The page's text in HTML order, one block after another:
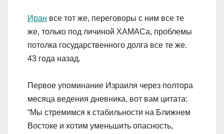
Иран все тот же, переговоры с ним все те
же, только под личиной ХАМАСа, проблемы
потолка государственного долга все те же.
43 года назад.
Первое упоминание Израиля через полтора
месяца ведения дневника, вот вам цитата:
“Мы стремимся к стабильности на Ближнем
Востоке и хотим уменьшить опасность,